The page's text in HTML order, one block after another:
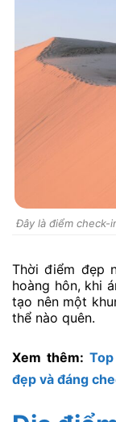
Đây là điểm
Thời điểm đẹp
hoàng hôn, khi
tạo nên một
thể nào quên.
Xem thêm:
đẹp và đáng